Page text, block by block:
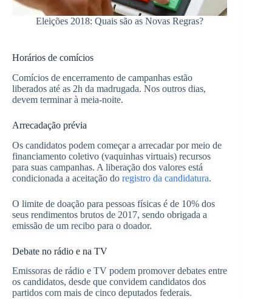
Eleições 2018: Quais são as Novas Regras?
Horários de comícios
Comícios de encerramento de campanhas estão
liberados até as 2h da madrugada. Nos outros dias,
devem terminar à meia-noite.
Arrecadação prévia
Os candidatos podem começar a arrecadar por meio de
financiamento coletivo (vaquinhas virtuais) recursos
para suas campanhas. A liberação dos valores está
condicionada a aceitação do registro da candidatura.
O limite de doação para pessoas físicas é de 10% dos
seus rendimentos brutos de 2017, sendo obrigada a
emissão de um recibo para o doador.
Debate no rádio e na TV
Emissoras de rádio e TV podem promover debates entre
os candidatos, desde que convidem candidatos dos
partidos com mais de cinco deputados federais.